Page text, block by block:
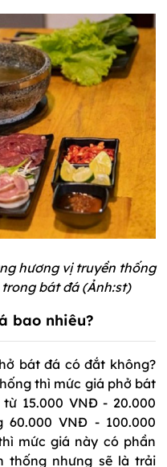
hương vị truyền thống
bát đá (Ảnh:st)
bao nhiêu?
bát đá có đắt không?
thì mức giá phở bát
15.000 VNĐ - 20.000
VNĐ - 100.000
mức giá này có phần
thống nhưng sẽ là trải